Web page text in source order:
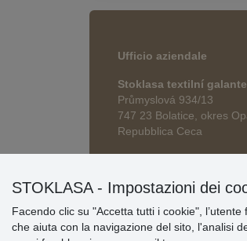
Ufficio aziendale
Stoklasa textilní
Průmyslová 934/13
747 23 Bolatice, okres
Repubblica Ceca
STOKLASA - Impostazioni dei
Facendo clic su "Accetta tutti i cookie",
che aiuta con la navigazione del sito, l'analisi